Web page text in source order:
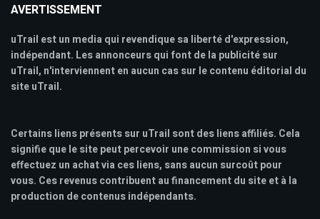
AVERTISSEMENT
uTrail est un media qui revendique sa liberté d'expression,
indépendant. Les annonceurs qui font de la publicité sur
uTrail, n'interviennent en aucun cas sur le contenu éditorial du
site uTrail.
Certains liens présents sur uTrail sont des liens affiliés. Cela
signifie que le site peut percevoir une commission si vous
effectuez un achat via ces liens, sans aucun surcoût pour
vous. Ces revenus contribuent au financement du site et à la
production de contenus indépendants.